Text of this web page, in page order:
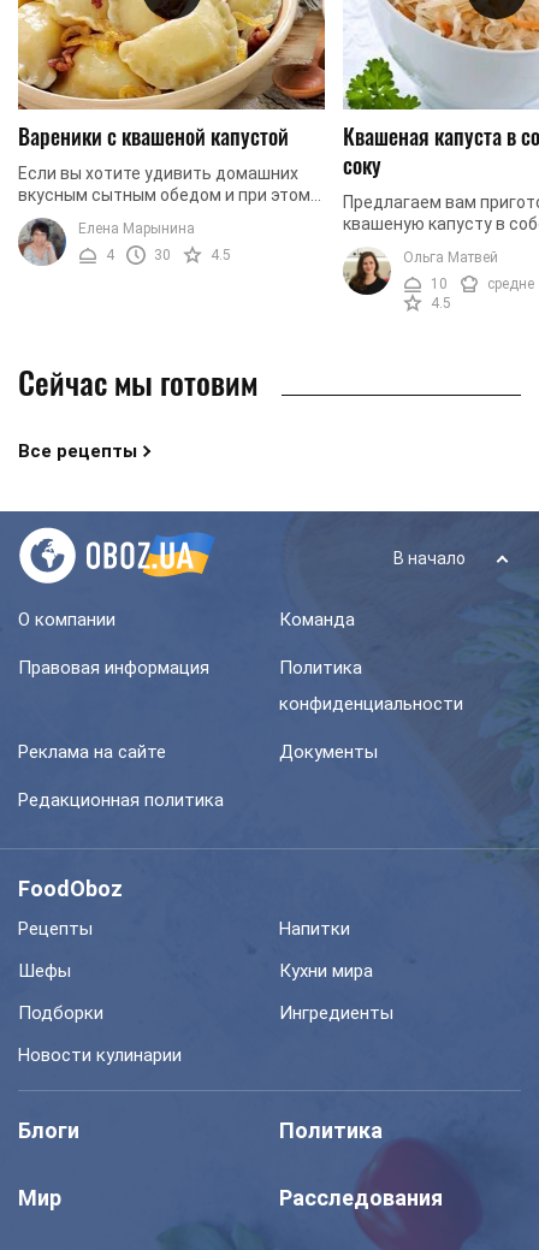
Вареники с квашеной капустой
Если вы хотите удивить домашних
вкусным сытным обедом и при этом
не хотите долго возиться у плиты или
духовки, приготовьте вареники по
нашему ...
Елена Марынина
4
30 4.5
Квашеная капуста в
соку
Предлагаем вам
квашеную капусту в
соку. Готовить
просто, и это один из
и дешевых рецептов, ...
Ольга Матвей
10
средне
4.5
Сейчас мы готовим
Все рецепты
В начало
О компании Команда
Правовая информация
Политика
конфиденциальности
Реклама на сайте Документы
Редакционная политика
FoodOboz
Рецепты
Напитки
Шефы
Кухни мира
Подборки
Ингредиенты
Новости кулинарии
Блоги Политика
Мир Расследования